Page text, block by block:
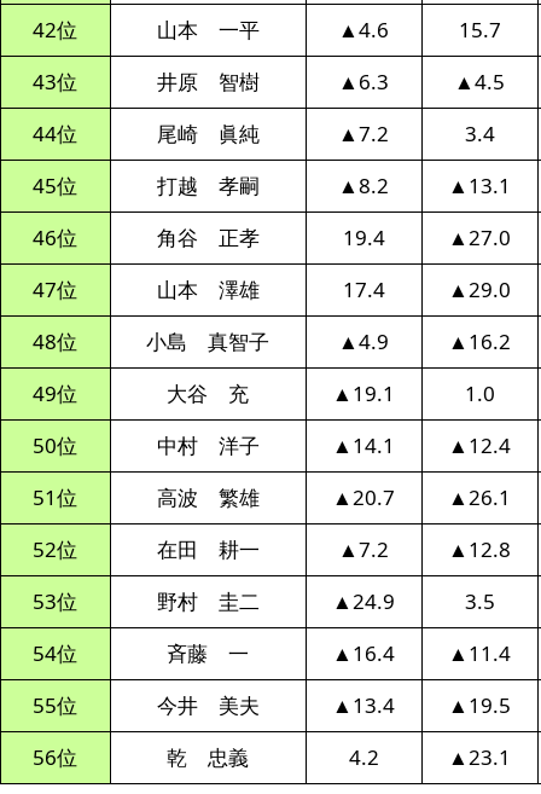
42位 山本 一平 ▲4.6
15.7
43位
井原 智樹 ▲6.3
▲4.5
44位
尾崎 眞純 ▲7.2
3.4
45位
打越 孝嗣 ▲8.2
▲13.1
46位
角谷 正孝 19.4
▲27.0
47位
山本 澤雄 17.4
▲29.0
48位
小島 真智子 ▲4.9
▲16.2
49位
大谷 充 ▲19.1
1.0
50位
中村 洋子 ▲14.1
▲12.4
51位
高波 繁雄 ▲20.7
▲26.1
52位
在田 耕一 ▲7.2
▲12.8
53位
野村 圭二 ▲24.9
3.5
54位
斉藤 一 ▲16.4
▲11.4
55位
今井 美夫 ▲13.4
▲19.5
56位
乾 忠義 4.2 ▲23.1